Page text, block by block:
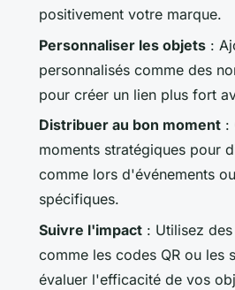
positivement votre marque.
Personnaliser les objets :
personnalisés comme des
pour créer un lien plus fort
Distribuer au bon moment :
moments stratégiques pour
comme lors d'événements
spécifiques.
Suivre l'impact : Utilisez
comme les codes QR ou les
évaluer l'efficacité de vos